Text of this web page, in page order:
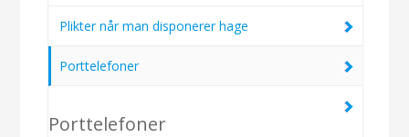
Plikter når man disponerer hage
Porttelefoner
Porttelefoner